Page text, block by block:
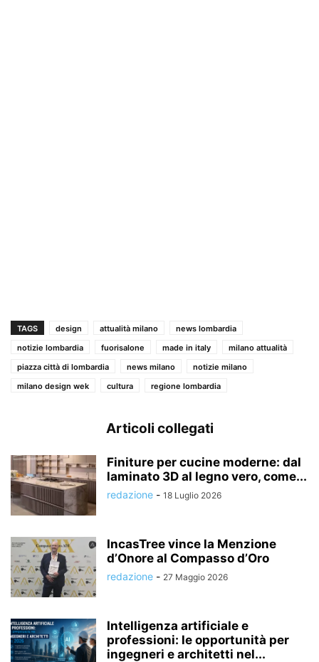
TAGS design attualità milano
news lombardia
notizie lombardia
fuorisalone made in italy
milano attualità
piazza città di lombardia
news milano
notizie milano
milano design wek
cultura regione lombardia
Articoli collegati
Finiture per cucine moderne: dal
laminato 3D al legno vero, come...
redazione - 18 Luglio 2026
IncasTree vince la Menzione
d’Onore al Compasso d’Oro
redazione - 27 Maggio 2026
Intelligenza artificiale e
professioni: le opportunità per
ingegneri e architetti nel...